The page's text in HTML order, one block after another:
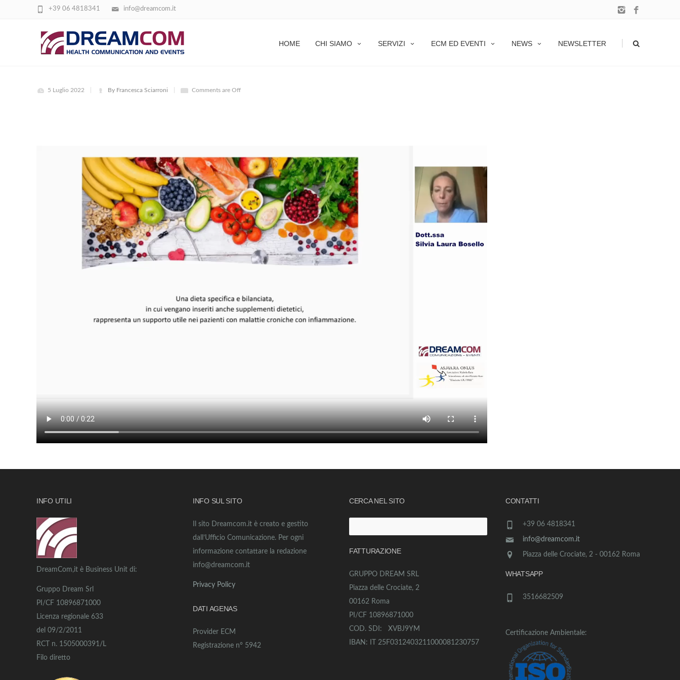
info@dreamcom.it
+39 06 4818341
HOME CHI SIAMO SERVIZI ECM ED EVENTI NEWS NEWSLETTER
SCLEROSI 1
5 Luglio 2022 By Francesca Sciarroni Comments are Off
INFO UTILI
DreamCom,it è Business Unit di:
Gruppo Dream Srl
PI/CF 10896871000
Licenza regionale 633
del 09/2/2011
RCT n. 1505000391/L
Filo diretto
INFO SUL SITO
Il sito Dreamcom.it è creato e gestito
dall’Ufficio Comunicazione. Per ogni
informazione contattare la redazione
info@dreamcom.it
Privacy Policy
DATI AGENAS
Provider ECM
Registrazione n° 5942
CERCA NEL SITO
per:
FATTURAZIONE
GRUPPO DREAM SRL
Piazza delle Crociate, 2
00162 Roma
PI/CF 10896871000
COD. SDI: XVBJ9YM
IBAN: IT 25F0312403211000081230757
CONTATTI
+39 06 4818341
info@dreamcom.it
Piazza delle Crociate, 2 - 00162 Roma
WHATSAPP
3516682509
Certificazione Ambientale: